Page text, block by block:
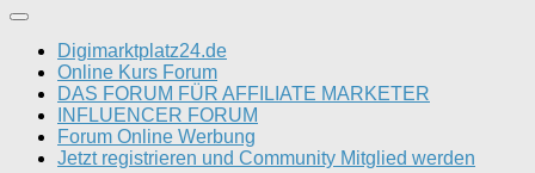
Digimarktplatz24.de
Online Kurs Forum
DAS FORUM FÜR AFFILIATE MARKETER
INFLUENCER FORUM
Forum Online Werbung
Jetzt registrieren und Community Mitglied werden